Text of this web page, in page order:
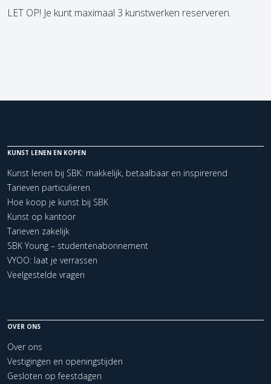
LET OP! Je kunt maximaal 3 kunstwerken reserveren.
KUNST LENEN EN KOPEN
Kunst lenen bij SBK: makkelijk, betaalbaar en inspirerend
Tarieven particulieren
Hoe koop je kunst bij SBK
Kunst op kantoor
Tarieven zakelijk
SBK Young – studentenabonnement
VYOO: laat je verrassen
Veelgestelde vragen
OVER ONS
Over ons
Vestigingen en openingstijden
Gesloten op feestdagen